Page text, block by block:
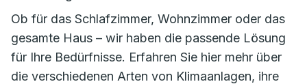
Ob für das Schlafzimmer, Wohnzimmer oder das
gesamte Haus – wir haben die passende Lösung
für Ihre Bedürfnisse. Erfahren Sie hier mehr über
die verschiedenen Arten von Klimaanlagen, ihre